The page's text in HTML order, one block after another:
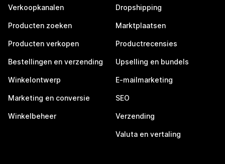
Verkoopkanalen
Producten zoeken
Producten verkopen
Bestellingen en verzending
Winkelontwerp
Marketing en conversie
Winkelbeheer
Dropshipping
Marktplaatsen
Productrecensies
Upselling en bundels
E-mailmarketing
SEO
Verzending
Valuta en vertaling